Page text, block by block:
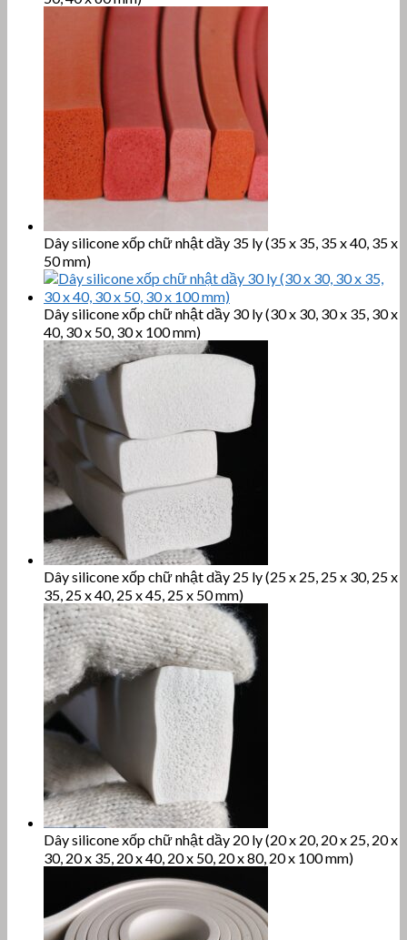
Dây silicone xốp chữ nhật dầy 35 ly (35 x 35, 35 x 40, 35 x
50 mm)
Dây silicone xốp chữ nhật dầy 30 ly (30 x 30, 30 x 35, 30 x
40, 30 x 50, 30 x 100 mm)
Dây silicone xốp chữ nhật dầy 25 ly (25 x 25, 25 x 30, 25 x
35, 25 x 40, 25 x 45, 25 x 50 mm)
Dây silicone xốp chữ nhật dầy 20 ly (20 x 20, 20 x 25, 20 x
30, 20 x 35, 20 x 40, 20 x 50, 20 x 80, 20 x 100 mm)